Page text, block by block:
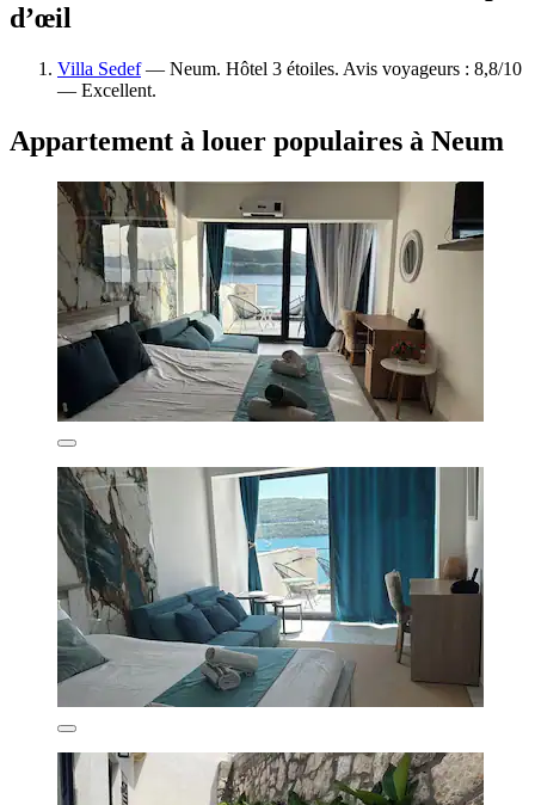
d’œil
Villa Sedef— Neum. Hôtel 3 étoiles. Avis voyageurs : 8,8/10
— Excellent.
Appartement à louer populaires à Neum